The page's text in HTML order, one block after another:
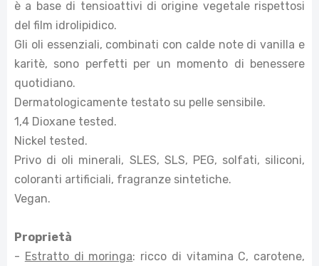
è a base di tensioattivi di origine vegetale rispettosi
del film idrolipidico.
Gli oli essenziali, combinati con calde note di vanilla e
karitè, sono perfetti per un momento di benessere
quotidiano.
Dermatologicamente testato su pelle sensibile.
1,4 Dioxane tested.
Nickel tested.
Privo di oli minerali, SLES, SLS, PEG, solfati, siliconi,
coloranti artificiali, fragranze sintetiche.
Vegan.
Proprietà
- Estratto di moringa: ricco di vitamina C, carotene,